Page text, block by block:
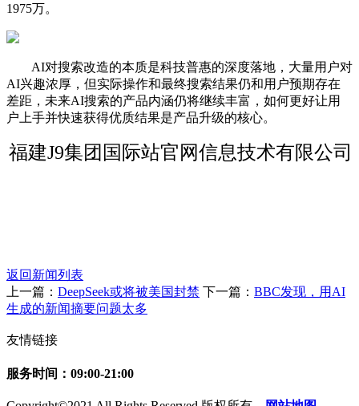
1975万。
AI对搜索改造的本质是科技普惠的深度落地，大量用户对
AI兴趣浓厚，但实际操作和最终搜索结果仍和用户预期存在
差距，未来AI搜索的产品内涵仍将继续丰富，如何更好让用
户上手并快速获得优质结果是产品升级的核心。
福建J9集团国际站官网信息技术有限公司
返回新闻列表
上一篇： DeepSeek或将被美国封禁 下一篇： BBC发现，用AI
生成的新闻摘要问题太多
友情链接
服务时间：09:00-21:00